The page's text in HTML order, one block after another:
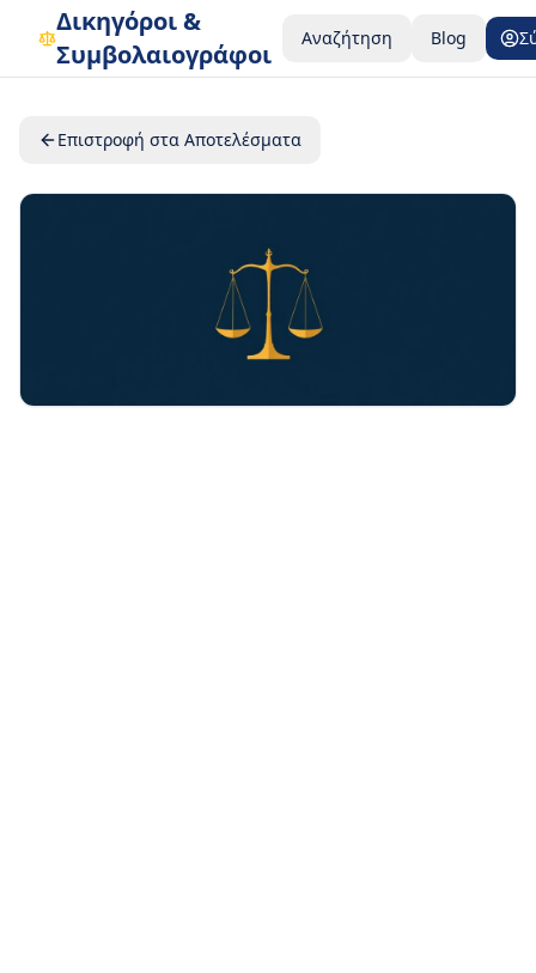
Δικηγόροι &
Συμβολαιογράφοι
Αναζήτηση Blog
Επιστροφή στα Αποτελέσματα